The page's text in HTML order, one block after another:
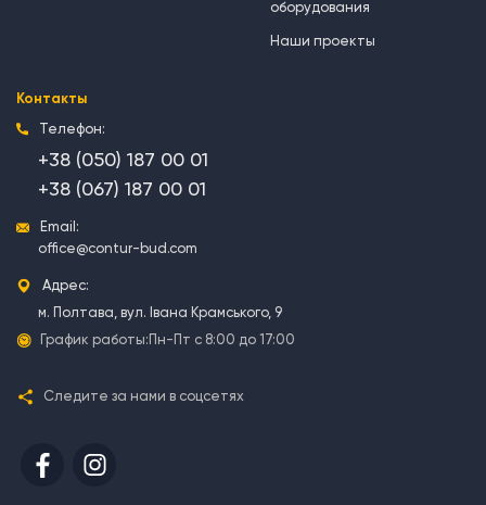
оборудования
Наши проекты
Контакты
Телефон:
+38 (050) 187 00 01
+38 (067) 187 00 01
Email:
office@contur-bud.com
Адрес:
м. Полтава, вул. Івана Крамського, 9
График работы: Пн-Пт с 8:00 до 17:00
Следите за нами в соцсетях